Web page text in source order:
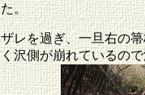
た。
ザレを過ぎ、一旦右の
く沢側が崩れているの